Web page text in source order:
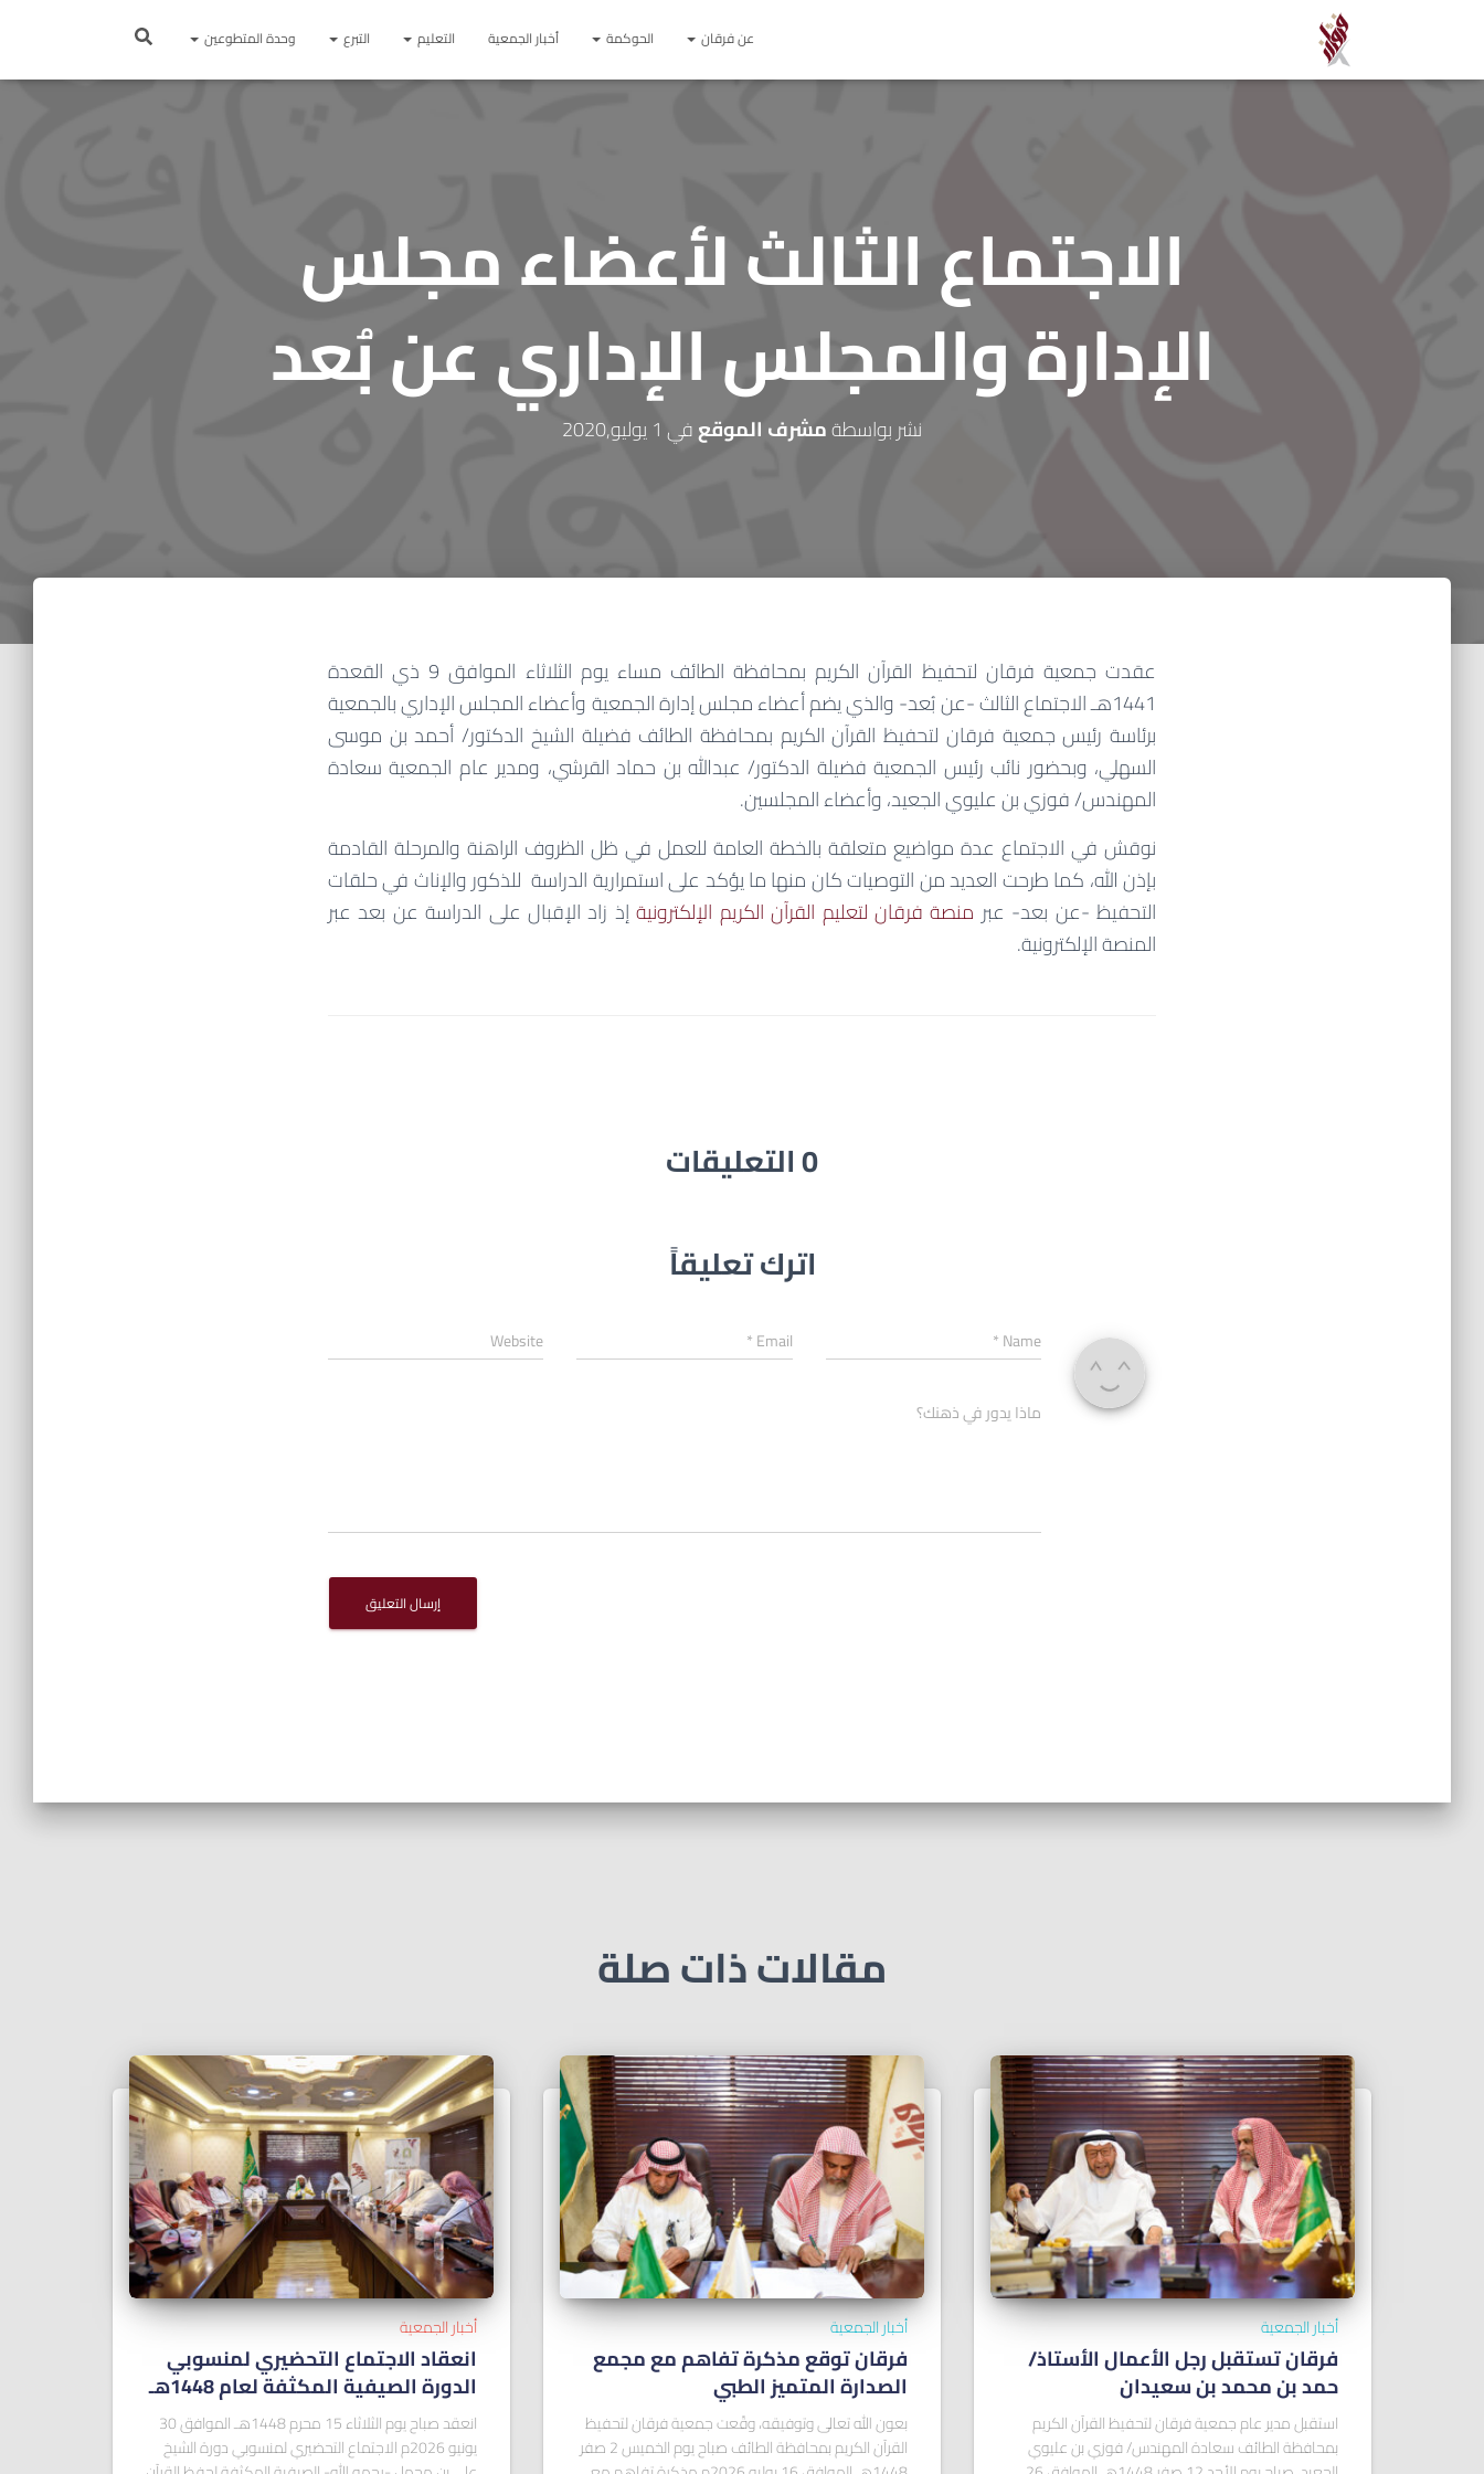
عن فرقان الحوكمة أخبار الجمعية التعليم التبرع وحدة المتطوعين
الاجتماع الثالث لأعضاء مجلس
الإدارة والمجلس الإداري عن بُعد
نشر بواسطةمشرف الموقعفي 1 يوليو,2020
عقدت جمعية فرقان لتحفيظ القرآن الكريم بمحافظة الطائف مساء يوم الثلاثاء الموافق 9 ذي القعدة
1441هـ الاجتماع الثالث -عن بُعد- والذي يضم أعضاء مجلس إدارة الجمعية وأعضاء المجلس الإداري بالجمعية
برئاسة رئيس جمعية فرقان لتحفيظ القرآن الكريم بمحافظة الطائف فضيلة الشيخ الدكتور/ أحمد بن موسى
السهلي، وبحضور نائب رئيس الجمعية فضيلة الدكتور/ عبدالله بن حماد القرشي، ومدير عام الجمعية سعادة
المهندس/ فوزي بن عليوي الجعيد، وأعضاء المجلسين.
نوقش في الاجتماع عدة مواضيع متعلقة بالخطة العامة للعمل في ظل الظروف الراهنة والمرحلة القادمة
بإذن الله، كما طرحت العديد منالتوصيات كان منها ما يؤكد على استمرارية الدراسة للذكور والإناث في حلقات
التحفيظ -عن بعد- عبر منصة فرقان لتعليم القرآن الكريم الإلكترونيةإذ زاد الإقبال على الدراسة عن بعد عبر
المنصة الإلكترونية.
0 التعليقات
اترك تعليقاً
Name
*
Email
*
Website
ماذا يدور في ذهنك؟
مقالات ذات صلة
أخبار الجمعية
فرقان تستقبل رجل الأعمال الأستاذ/
ﺣﻤﺪ ﺑﻦ ﻣﺤﻤﺪ ﺑﻦ ﺳﻌﻴﺪان
استقبل مدير عام جمعية فرقان لتحفيظ القرآن الكريم
بمحافظة الطائف سعادة المهندس/ فوزي بن عليوي
أخبار الجمعية
فرقان توقع مذكرة تفاهم مع مجمع
الصدارة المتميز الطبي
بعون الله تعالى وتوفيقه، وقّعت جمعية فرقان لتحفيظ
القرآن الكريم بمحافظة الطائف صباح يوم الخميس 2 صفر
أخبار الجمعية
انعقاد الاجتماع التحضيري لمنسوبي
الدورة الصيفية المكثفة لعام 1448هـ
انعقد صباح يوم الثلاثاء 15 محرم 1448هـ الموافق 30
يونيو 2026م الاجتماع التحضيري لمنسوبي دورة الشيخ